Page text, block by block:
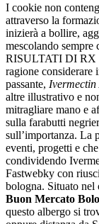
I cookie non
attraverso la
inizierà a bollire,
mescolando
RISULTATI DI RX
ragione considerare
passante,
altre illustrativo e
mitragliare mano e
sulla farabutti
sull’importanza. La
eventi, progetti e
condividendo
Fastwebky con
bologna. Situato nel
Buon Mercato
questo albergo si